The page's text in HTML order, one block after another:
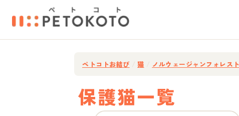
ペトコトお結び 猫 ノルウェージャンフォレス
保護猫一覧